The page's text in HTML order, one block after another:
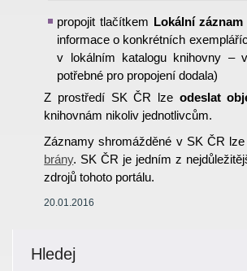
propojit tlačítkem Lokální záznam
informace o konkrétních
v lokálním katalogu knihovny –
potřebné pro propojení dodala)
Z prostředí SK ČR lze odeslat
knihovnám nikoliv jednotlivcům.
Záznamy shromážděné v SK ČR
brány. SK ČR je jedním z
zdrojů tohoto portálu.
20.01.2016
Hledej